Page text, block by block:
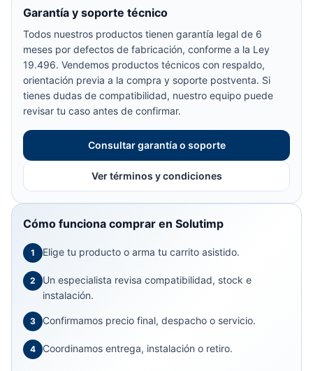
Garantía y soporte técnico
Todos nuestros productos tienen garantía legal de 6
meses por defectos de fabricación, conforme a la Ley
19.496. Vendemos productos técnicos con respaldo,
orientación previa a la compra y soporte postventa. Si
tienes dudas de compatibilidad, nuestro equipo puede
revisar tu caso antes de confirmar.
Consultar garantía o soporte
Ver términos y condiciones
Cómo funciona comprar en Solutimp
1 Elige tu producto o arma tu carrito asistido.
2
Un especialista revisa compatibilidad, stock e
instalación.
3 Confirmamos precio final, despacho o servicio.
4 Coordinamos entrega, instalación o retiro.